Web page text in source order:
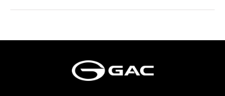
Эс Икс ПРЕМИУМ — SX PREMIUM
S7 — Эс 7 (S7) в комплектациях
Эс Икс ПРЕМИУМ — SX PREMIUM, Эс Тэ — ST